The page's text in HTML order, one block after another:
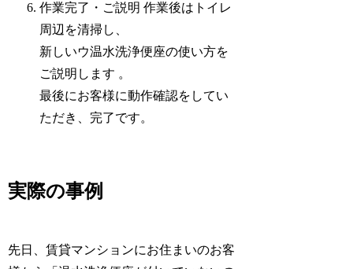
作業完了・ご説明 作業後はトイレ
周辺を清掃し、
新しいウ温水洗浄便座の使い方を
ご説明します 。
最後にお客様に動作確認をしてい
ただき、完了です。
実際の事例
先日、賃貸マンションにお住まいのお客